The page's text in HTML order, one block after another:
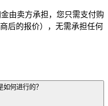
由卖方承担，您只需支付购
后的报价），无需承担任何
何进行的？